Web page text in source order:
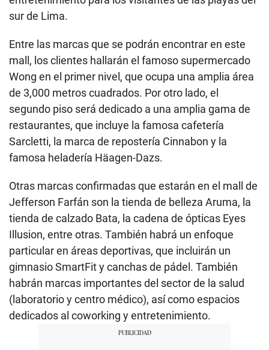
sur de Lima.
Entre las marcas que se podrán encontrar en este
mall, los clientes hallarán el famoso supermercado
Wong en el primer nivel, que ocupa una amplia área
de 3,000 metros cuadrados. Por otro lado, el
segundo piso será dedicado a una amplia gama de
restaurantes, que incluye la famosa cafetería
Sarcletti, la marca de repostería Cinnabon y la
famosa heladería Häagen-Dazs.
Otras marcas confirmadas que estarán en el mall de
Jefferson Farfán son la tienda de belleza Aruma, la
tienda de calzado Bata, la cadena de ópticas Eyes
Illusion, entre otras. También habrá un enfoque
particular en áreas deportivas, que incluirán un
gimnasio SmartFit y canchas de pádel. También
habrán marcas importantes del sector de la salud
(laboratorio y centro médico), así como espacios
dedicados al coworking y entretenimiento.